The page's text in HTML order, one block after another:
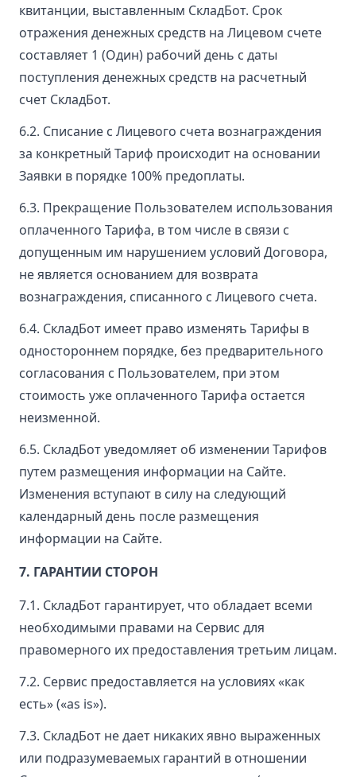
квитанции, выставленным СкладБот. Срок
отражения денежных средств на Лицевом счете
составляет 1 (Один) рабочий день с даты
поступления денежных средств на расчетный
счет СкладБот.
6.2. Списание с Лицевого счета вознаграждения
за конкретный Тариф происходит на основании
Заявки в порядке 100% предоплаты.
6.3. Прекращение Пользователем использования
оплаченного Тарифа, в том числе в связи с
допущенным им нарушением условий Договора,
не является основанием для возврата
вознаграждения, списанного с Лицевого счета.
6.4. СкладБот имеет право изменять Тарифы в
одностороннем порядке, без предварительного
согласования с Пользователем, при этом
стоимость уже оплаченного Тарифа остается
неизменной.
6.5. СкладБот уведомляет об изменении Тарифов
путем размещения информации на Сайте.
Изменения вступают в силу на следующий
календарный день после размещения
информации на Сайте.
7. ГАРАНТИИ СТОРОН
7.1. СкладБот гарантирует, что обладает всеми
необходимыми правами на Сервис для
правомерного их предоставления третьим лицам.
7.2. Сервис предоставляется на условиях «как
есть» («as is»).
7.3. СкладБот не дает никаких явно выраженных
или подразумеваемых гарантий в отношении